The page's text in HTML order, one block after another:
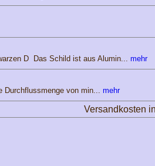
D Das Schild ist aus Alumin... mehr
Durchflussmenge von min... mehr
Versandkosten